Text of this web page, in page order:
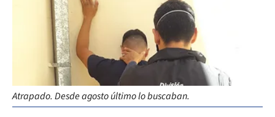
Atrapado. Desde agosto último lo buscaban.